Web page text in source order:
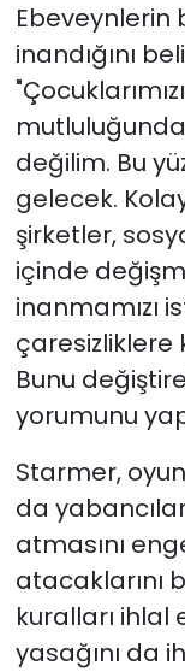
Ebeveynlerin
inandığını
değilim. Bu
gelecek.
şirketler,
içinde
inanmamızı
çaresizliklere
Bunu
yorumunu
Starmer,
da
atmasını
atacaklarını
kuralları
yasağını da